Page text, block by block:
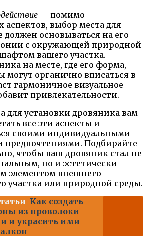
— помимо
выбор места для
основываться на его
с окружающей природной
вашего участка.
на месте, где его форма,
могут органично вписаться в
гармоничное визуальное
привлекательности.
для установки дровяника вам
все эти аспекты и
своими индивидуальными
предпочтениями. Подбирайте
чтобы ваш дровяник стал не
но и эстетически
элементом внешнего
участка или природной среды.
Как создать
из проволоки
и украсить ими